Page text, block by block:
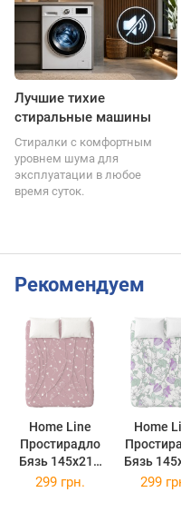
Лучшие тихие
стиральные машины
Стиралки с комфортным
уровнем шума для
эксплуатации в любое
время суток.
Рекомендуем
Home Line
Простирадло
Бязь 145х215
см Лілово-сіре
Home
Бязь
см
299 грн. 299